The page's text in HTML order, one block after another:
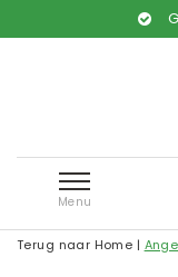
Menu
Terug naar Home |